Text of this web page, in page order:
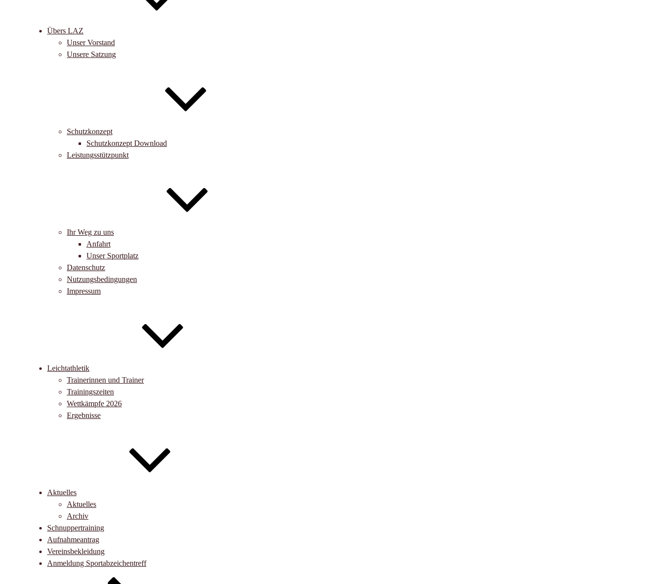
Übers LAZ
Unser Vorstand
Unsere Satzung
Schutzkonzept
Schutzkonzept Download
Leistungsstützpunkt
Ihr Weg zu uns
Anfahrt
Unser Sportplatz
Datenschutz
Nutzungsbedingungen
Impressum
Leichtathletik
Trainerinnen und Trainer
Trainingszeiten
Wettkämpfe 2026
Ergebnisse
Aktuelles
Aktuelles
Archiv
Schnuppertraining
Aufnahmeantrag
Vereinsbekleidung
Anmeldung Sportabzeichentreff